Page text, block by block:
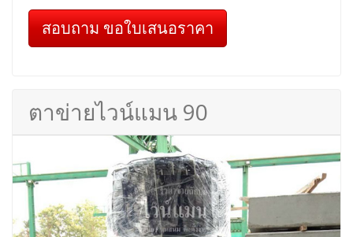
สอบถาม ขอใบเสนอราคา
ตาข่ายไวน์แมน 90